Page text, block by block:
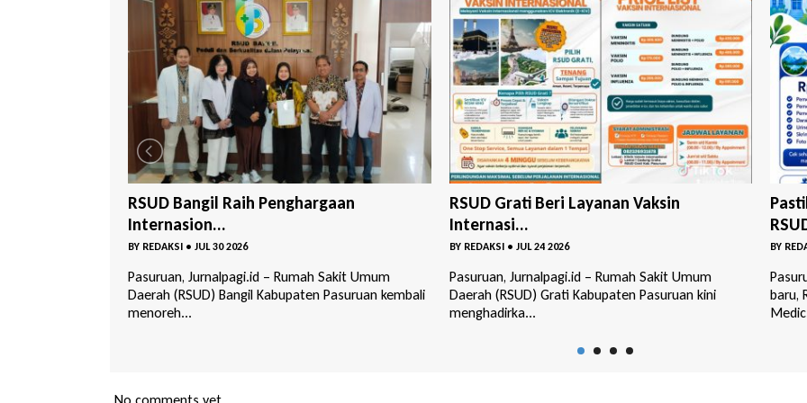
RSUD Grati Beri Layanan Vaksin
Internasi...
BY REDAKSI • JUL 24 2026
Pasuruan, Jurnalpagi.id – Rumah Sakit Umum
Daerah (RSUD) Grati Kabupaten Pasuruan kini
menghadirka...
Pastikan Anak Sehat Masuk Sekolah,
RSUD ...
BY REDAKSI • JUL 01 2026
Pasuruan, Jurnalpagi.id – Menyambut tahun ajaran
baru, RSUD Bangil meluncurkan program Paket
Medic...
2025
BY
No comments yet.